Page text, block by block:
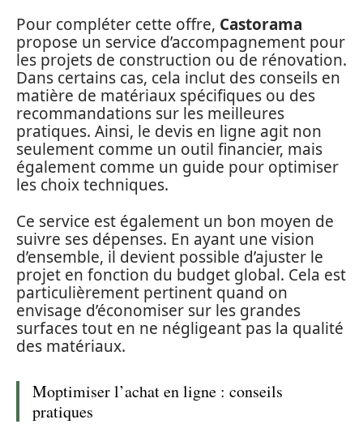
Pour compléter cette offre, Castorama
propose un service d’accompagnement pour
les projets de construction ou de rénovation.
Dans certains cas, cela inclut des conseils en
matière de matériaux spécifiques ou des
recommandations sur les meilleures
pratiques. Ainsi, le devis en ligne agit non
seulement comme un outil financier, mais
également comme un guide pour optimiser
les choix techniques.
Ce service est également un bon moyen de
suivre ses dépenses. En ayant une vision
d’ensemble, il devient possible d’ajuster le
projet en fonction du budget global. Cela est
particulièrement pertinent quand on
envisage d’économiser sur les grandes
surfaces tout en ne négligeant pas la qualité
des matériaux.
Moptimiser l’achat en ligne : conseils
pratiques